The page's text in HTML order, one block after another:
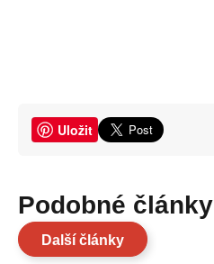
Uložit
Podobné články
Další články